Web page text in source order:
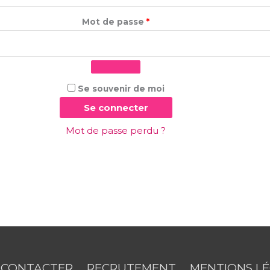
Mot de passe *
Se souvenir de moi
Se connecter
Mot de passe perdu ?